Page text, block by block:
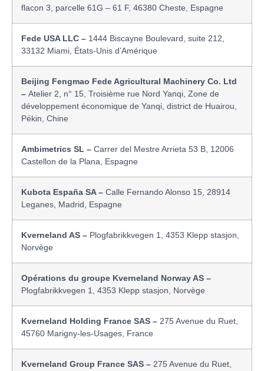
flacon 3, parcelle 61G – 61 F, 46380 Cheste, Espagne
Fede USA LLC – 1444 Biscayne Boulevard, suite 212,
33132 Miami, États-Unis d’Amérique
Beijing Fengmao Fede Agricultural Machinery Co. Ltd
– Atelier 2, n° 15, Troisième rue Nord Yanqi, Zone de
développement économique de Yanqi, district de Huairou,
Pékin, Chine
Ambimetrics SL – Carrer del Mestre Arrieta 53 B, 12006
Castellon de la Plana, Espagne
Kubota España SA – Calle Fernando Alonso 15, 28914
Leganes, Madrid, Espagne
Kverneland AS – Plogfabrikkvegen 1, 4353 Klepp stasjon,
Norvège
Opérations du groupe Kverneland Norway AS –
Plogfabrikkvegen 1, 4353 Klepp stasjon, Norvège
Kverneland Holding France SAS – 275 Avenue du Ruet,
45760 Marigny-les-Usages, France
Kverneland Group France SAS – 275 Avenue du Ruet,